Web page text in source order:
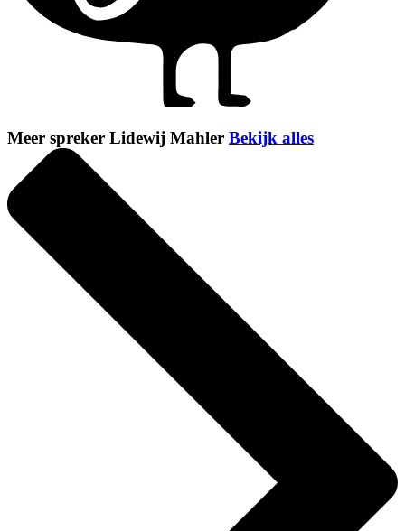
Meer spreker Lidewij Mahler Bekijk alles